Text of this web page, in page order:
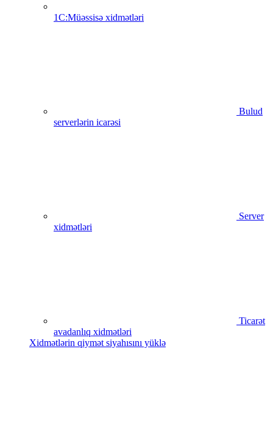
1C:Müəssisə xidmətləri
Bulud
serverlərin icarəsi
Server
xidmətləri
Ticarət
avadanlıq xidmətləri
Xidmətlərin qiymət siyahısını yüklə